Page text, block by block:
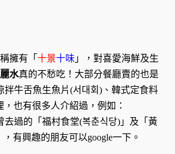
擁有「 十景十味 」，對喜愛海鮮及生
麗水真的不愁吃！大部分餐廳賣的也是
拌牛舌魚生魚片(서대회)、韓式定食料
也有很多人介紹過，例如：
去過的「福村食堂(복춘식당)」及「黃
有興趣的朋友可以google一下。